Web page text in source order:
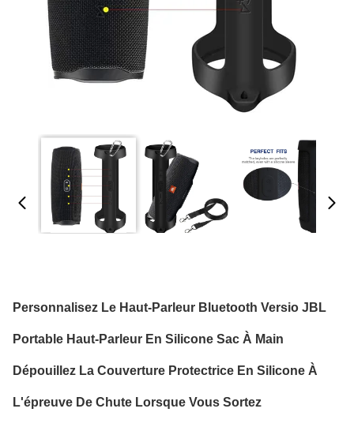
Personnalisez Le Haut-Parleur Bluetooth Versio JBL
Portable Haut-Parleur En Silicone Sac À Main
Dépouillez La Couverture Protectrice En Silicone À
L'épreuve De Chute Lorsque Vous Sortez